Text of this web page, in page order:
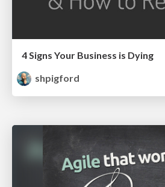
4 Signs Your Business is Dying
shpigford